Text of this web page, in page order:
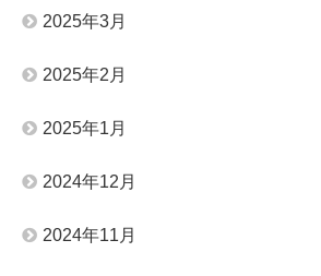
2025年3月
2025年2月
2025年1月
2024年12月
2024年11月